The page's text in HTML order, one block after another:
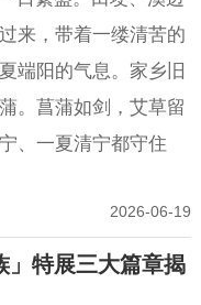
来，带着一缕清苦的
端阳的气息。家乡旧
。菖蒲如剑，艾草留
、一夏清宁都守住
2026-06-19
」特展三大篇章揭